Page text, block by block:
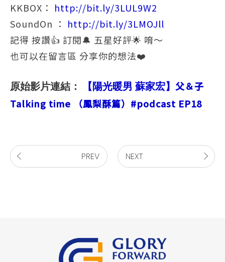
KKBOX： http://bit.ly/3LUL9W2
SoundOn ： http://bit.ly/3LMOJll
記得 按讚👍 訂閱🔔 五星好評🌟 唷～
也可以在留言區 分享你的想法❤️
原始影片連結： 【陽光暖男 蘇家宏】 父＆子
Talking time （鳳梨酥篇） #podcast EP18
PREV NEXT